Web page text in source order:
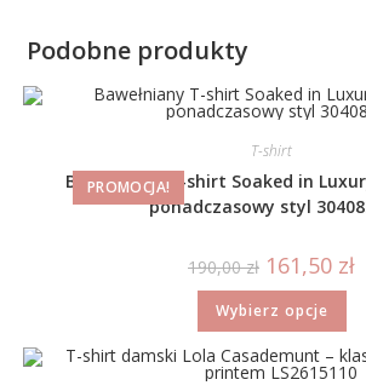
Podobne produkty
PROMOCJA!
T-shirt
Bawełniany T-shirt Soaked in
ponadczasowy styl
190,00zł 161,50 zł
Wybierz opcje